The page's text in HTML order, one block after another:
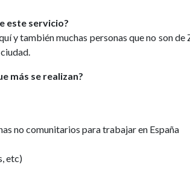
este servicio?
y también muchas personas que no son
más se realizan?
no comunitarios para trabajar en España
etc)